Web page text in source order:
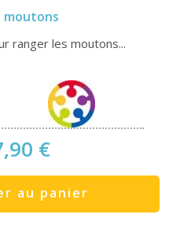
moutons
ranger les moutons...
€
au panier